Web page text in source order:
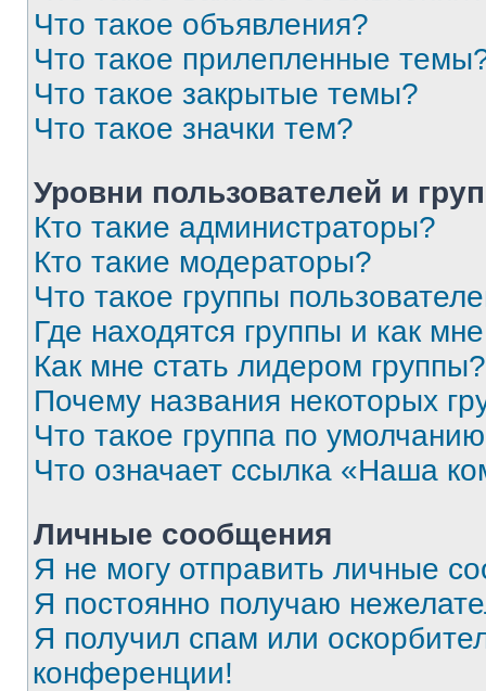
Что такое объявления?
Что такое прилепленные
Что такое закрытые темы?
Что такое значки тем?
Уровни пользователей и
Кто такие администраторы?
Кто такие модераторы?
Что такое группы
Где находятся группы и как
Как мне стать лидером группы?
Почему названия некоторых
Что такое группа по
Что означает ссылка «Наша
Личные сообщения
Я не могу отправить личные
Я постоянно получаю
Я получил спам или
конференции!